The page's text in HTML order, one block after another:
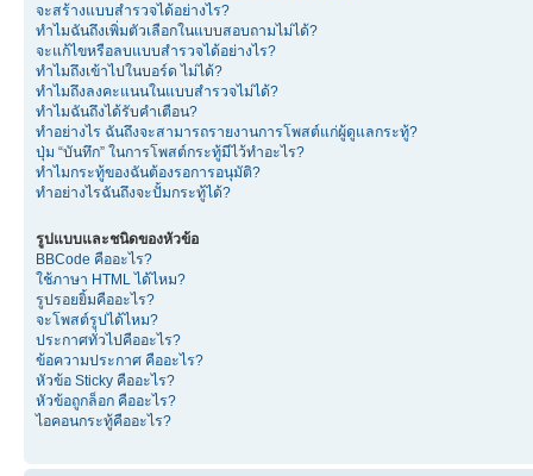
จะสร้างแบบสำรวจได้อย่างไร?
ทำไมฉันถึงเพิ่มตัวเลือกในแบบสอบถามไม่ได้?
จะแก้ไขหรือลบแบบสำรวจได้อย่างไร?
ทำไมถึงเข้าไปในบอร์ด ไม่ได้?
ทำไมถึงลงคะแนนในแบบสำรวจไม่ได้?
ทำไมฉันถึงได้รับคำเตือน?
ทำอย่างไร ฉันถึงจะสามารถรายงานการโพสต์แก่ผู้ดูแลกระทู้?
ปุ่ม “บันทึก” ในการโพสต์กระทู้มีไว้ทำอะไร?
ทำไมกระทู้ของฉันต้องรอการอนุมัติ?
ทำอย่างไรฉันถึงจะปั้มกระทู้ได้?
รูปแบบและชนิดของหัวข้อ
BBCode คืออะไร?
ใช้ภาษา HTML ได้ไหม?
รูปรอยยิ้มคืออะไร?
จะโพสต์รูปได้ไหม?
ประกาศทั่วไปคืออะไร?
ข้อความประกาศ คืออะไร?
หัวข้อ Sticky คืออะไร?
หัวข้อถูกล็อก คืออะไร?
ไอคอนกระทู้คืออะไร?